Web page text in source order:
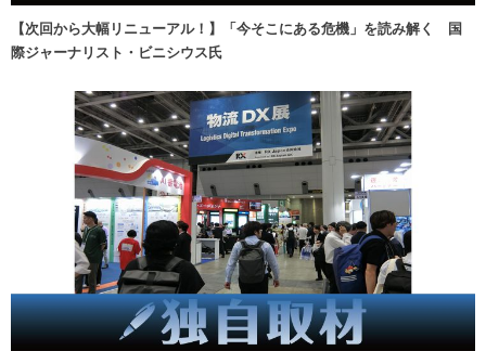
【次回から大幅リニューアル！】「今そこにある危機」を読み解く 国
際ジャーナリスト・ビニシウス氏